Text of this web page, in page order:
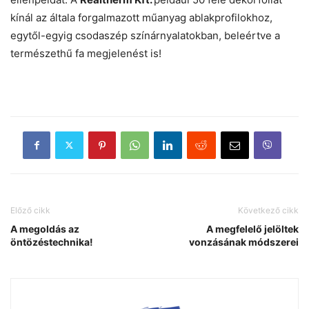
kínál az általa forgalmazott műanyag ablakprofilokhoz,
egytől-egyig csodaszép színárnyalatokban, beleértve a
természethű fa megjelenést is!
Előző cikk
A megoldás az
öntözéstechnika!
Következő cikk
A megfelelő jelöltek
vonzásának módszerei